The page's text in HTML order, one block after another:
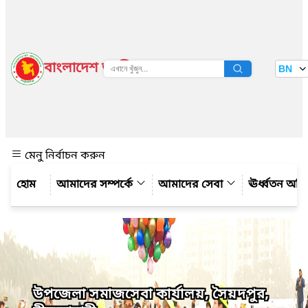
বাংলাদেশ জাতীয় তথ্য বাতায়ন BN
মেনু নির্বাচন করুন
আমাদের সম্পর্কে
আমাদের সেবা ঊর্ধ্বতন
উপজেলা সমাজসেবা কার্যালয়, সৈয়দপুর,